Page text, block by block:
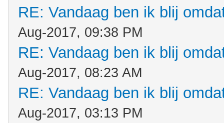
RE: Vandaag ben ik blij
Aug-2017, 09:38 PM
RE: Vandaag ben ik blij
Aug-2017, 08:23 AM
RE: Vandaag ben ik blij
Aug-2017, 03:13 PM